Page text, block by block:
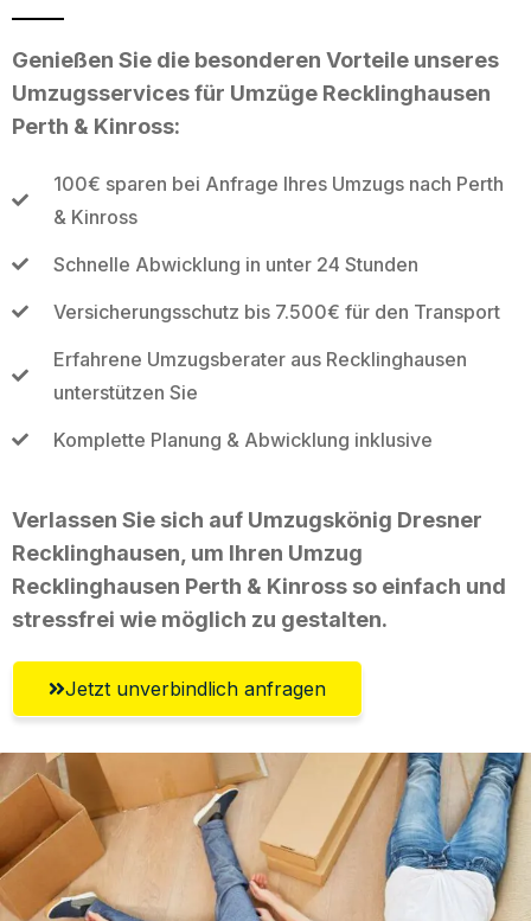
Genießen Sie die besonderen Vorteile unseres
Umzugsservices für Umzüge Recklinghausen
Perth & Kinross:
100€ sparen bei Anfrage Ihres Umzugs nach Perth
& Kinross
Schnelle Abwicklung in unter 24 Stunden
Versicherungsschutz bis 7.500€ für den Transport
Erfahrene Umzugsberater aus Recklinghausen
unterstützen Sie
Komplette Planung & Abwicklung inklusive
Verlassen Sie sich auf Umzugskönig Dresner
Recklinghausen, um Ihren Umzug
Recklinghausen Perth & Kinross so einfach und
stressfrei wie möglich zu gestalten.
Jetzt unverbindlich anfragen